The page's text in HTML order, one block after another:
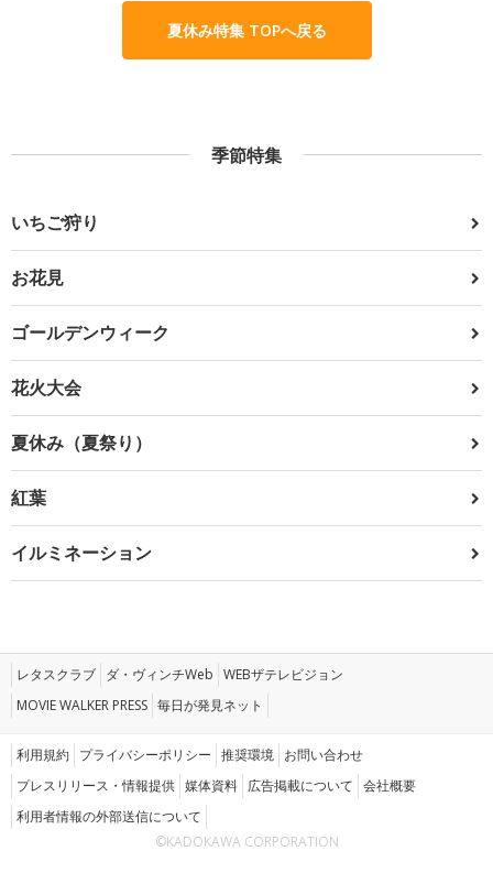
夏休み特集 TOPへ戻る
季節特集
いちご狩り
お花見
ゴールデンウィーク
花火大会
夏休み（夏祭り）
紅葉
イルミネーション
レタスクラブ ダ・ヴィンチWeb WEBザテレビジョン
MOVIE WALKER PRESS 毎日が発見ネット
利用規約 プライバシーポリシー 推奨環境 お問い合わせ
プレスリリース・情報提供 媒体資料 広告掲載について 会社概要
利用者情報の外部送信について
©KADOKAWA CORPORATION